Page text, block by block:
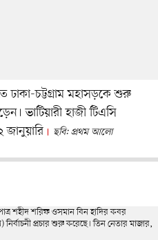
ঢাকা-চট্টগ্রাম মহাসড়কে শুরু
ভাটিয়ারী হাজী টিএসি
জানুয়ারি
ছবি: প্রথম আলো